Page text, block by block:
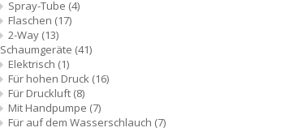
Spray-Tube (4)
Flaschen (17)
2-Way (13)
Schaumgeräte (41)
Elektrisch (1)
Für hohen Druck (16)
Für Druckluft (8)
Mit Handpumpe (7)
Für auf dem Wasserschlauch (7)